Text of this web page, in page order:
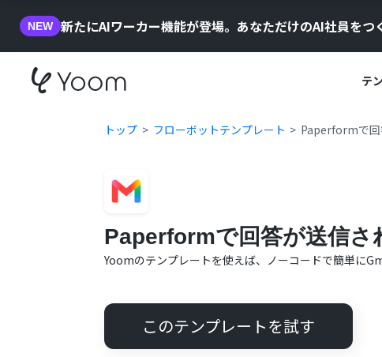
NEW 新たにAIワーカー機能が登場。あなただけのAI社員をつ
テ
トップ フローボットテンプレート Paperformで回
Paperformで回答が送信さ
Yoomのテンプレートを使えば、ノーコードで簡単に
このテンプレートを試す